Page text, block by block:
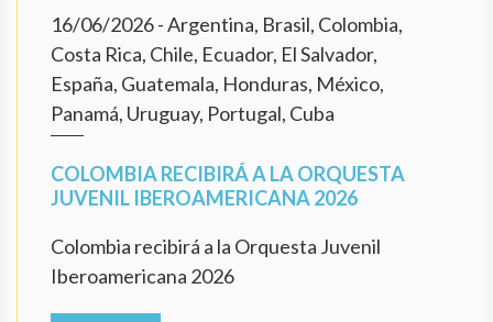
16/06/2026- Argentina, Brasil, Colombia,
Costa Rica, Chile, Ecuador, El Salvador,
España, Guatemala, Honduras, México,
Panamá, Uruguay, Portugal, Cuba
COLOMBIA RECIBIRÁ A LA ORQUESTA
JUVENIL IBEROAMERICANA 2026
Colombia recibirá a la Orquesta Juvenil
Iberoamericana 2026